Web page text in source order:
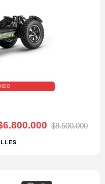
$8.500.000